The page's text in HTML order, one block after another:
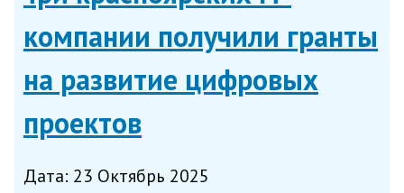
компании получили гранты
на развитие цифровых
проектов
Дата: 23 Октябрь 2025